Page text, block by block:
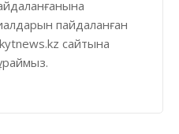
пайдаланған
сайтына